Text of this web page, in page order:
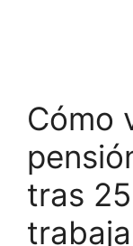
Cómo
tras